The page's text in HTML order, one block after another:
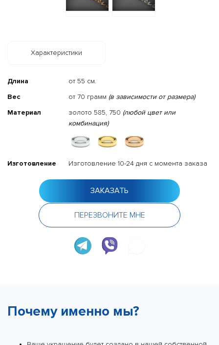
Характеристики
Длина
от 55 см.
Вес
от 70 грамм (в зависимости от размера)
Материал
золото 585, 750 (любой цвет или
комбинация)
Изготовление Изготовление 10-24 дня с момента заказа
ЗАКАЗАТЬ
ПЕРЕЗВОНИТЕ МНЕ
Почему именно мы?